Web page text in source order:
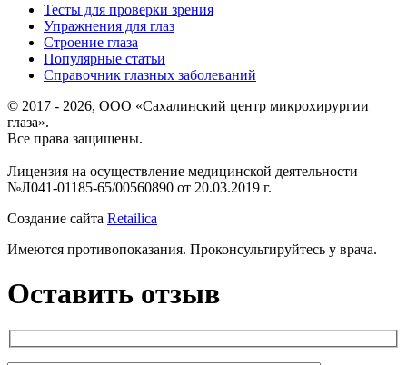
Тесты для проверки зрения
Упражнения для глаз
Строение глаза
Популярные статьи
Справочник глазных заболеваний
© 2017 - 2026, ООО «Сахалинский центр микрохирургии
глаза».
Все права защищены.
Лицензия на осуществление медицинской деятельности
№Л041-01185-65/00560890 от 20.03.2019 г.
Создание сайта Retailica
Имеются противопоказания. Проконсультируйтесь у врача.
Оставить отзыв